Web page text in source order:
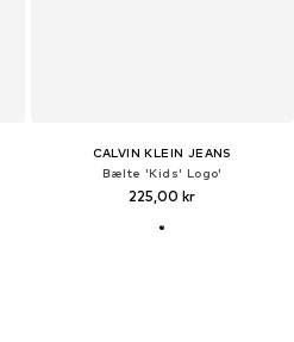
CALVIN KLEIN JEANS
Bælte 'Kids' Logo'
225,00 kr